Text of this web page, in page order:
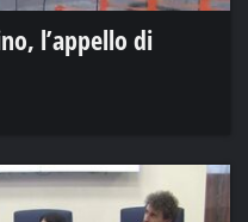
l’appello di